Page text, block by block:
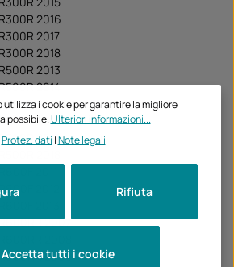
2016
2017
2018
2013
2014
2015
2016
2017
2012
2007
2009
utilizza i cookie per garantire la migliore
possibile.Ulteriori informazioni...
Protez. dati |Note legali
Rifiuta
Accetta tutti i cookie